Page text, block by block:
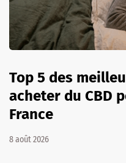
Top 5 des
acheter du CBD
France
8 août 2026